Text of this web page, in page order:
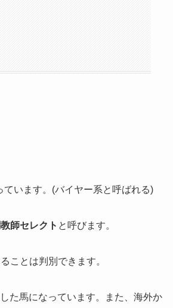
います。(バイヤー系と呼ばれる)
師セレクト と呼びます。
ことは判別できます。
た馬になっています。また、海外か